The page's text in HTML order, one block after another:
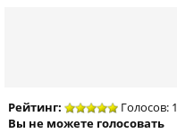
Рейтинг:
Голосов: 1
Вы не можете голосовать